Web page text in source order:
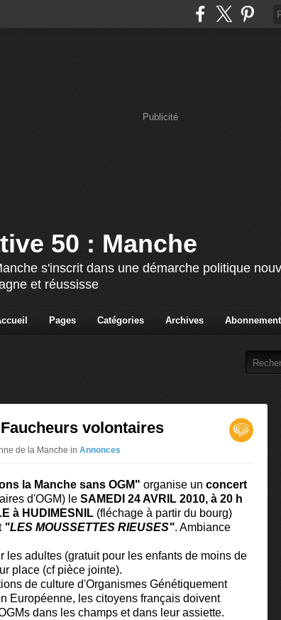
Publicité
50 : Manche
s'inscrit dans une démarche politique
et réussisse
Pages Catégories Archives Abonnement
volontaires
de la Manche in Annonces
la Manche sans OGM" organise un concert
d'OGM) le SAMEDI 24 AVRIL 2010, à 20 h
à HUDIMESNIL (fléchage à partir du bourg)
"LES MOUSSETTES RIEUSES". Ambiance
les adultes (gratuit pour les enfants de moins de
place (cf pièce jointe).
de culture d'Organismes Génétiquement
Européenne, les citoyens français doivent
dans les champs et dans leur assiette.